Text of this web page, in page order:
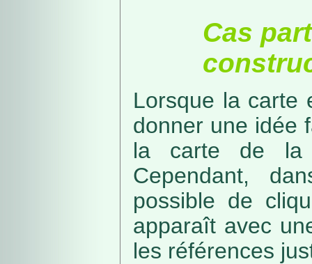
Cas
Lorsque la carte
donner une idée
la carte de la
Cependant,
possible de
apparaît avec
les références